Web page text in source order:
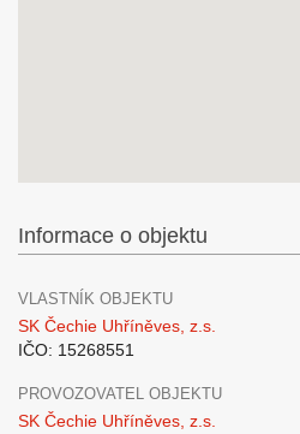
Informace o objektu
VLASTNÍK OBJEKTU
SK Čechie Uhříněves, z.s.
IČO: 15268551
PROVOZOVATEL OBJEKTU
SK Čechie Uhříněves, z.s.